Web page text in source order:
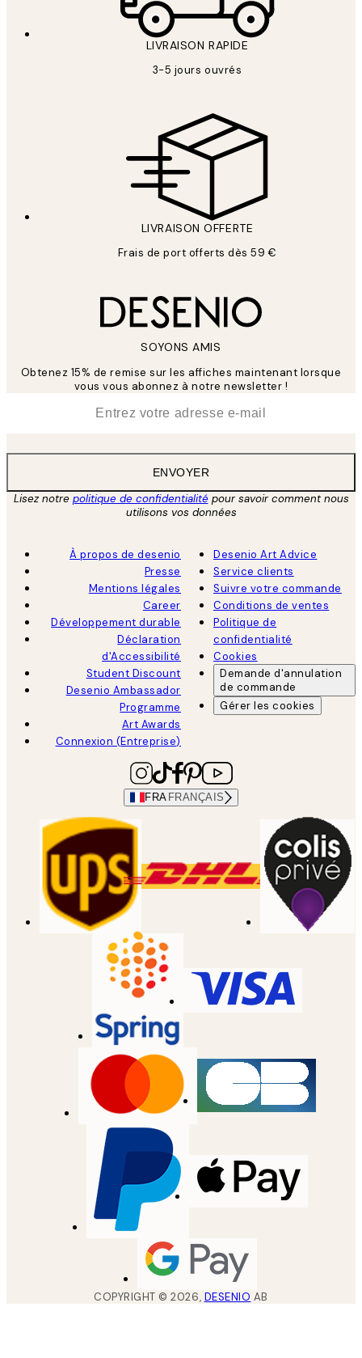
LIVRAISON RAPIDE
3-5 jours ouvrés
LIVRAISON OFFERTE
Frais de port offerts dès 59 €
SOYONS AMIS
Obtenez 15% de remise sur les affiches maintenant lorsque
vous vous abonnez à notre newsletter !
ENVOYER
Lisez notre politique de confidentialitépour savoir comment nous
utilisons vos données
À propos de desenio
Presse
Mentions légales
Career
Développement durable
Déclaration
d'Accessibilité
Student Discount
Desenio Ambassador
Programme
Art Awards
Connexion (Entreprise)
Desenio Art Advice
Service clients
Suivre votre commande
Conditions de ventes
Politique de
confidentialité
Cookies
Demande d'annulation
de commande
Gérer les cookies
FRA FRANÇAIS
COPYRIGHT ©2026, DESENIO AB